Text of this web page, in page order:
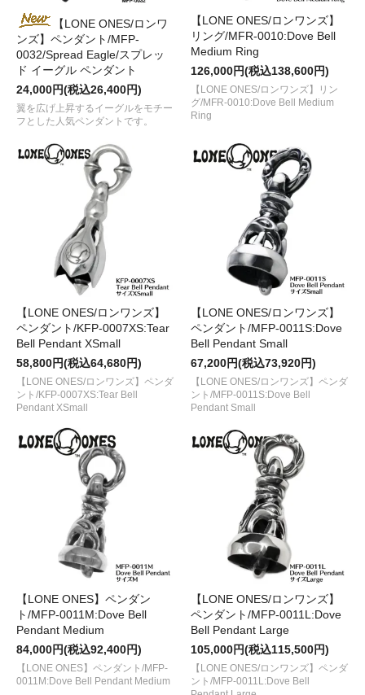
【LONE ONES/ロンワ
ンズ】ペンダント/MFP-
0032/Spread Eagle/スプレッ
ド イーグル ペンダント
24,000円(税込26,400円)
翼を広げ上昇するイーグルをモチー
フとした人気ペンダントです。
【LONE ONES/ロンワンズ】
リング/MFR-0010:Dove Bell
Medium Ring
126,000円(税込138,600円)
【LONE ONES/ロンワンズ】リン
グ/MFR-0010:Dove Bell Medium
Ring
【LONE ONES/ロンワンズ】
ペンダント/KFP-0007XS:Tear
Bell Pendant XSmall
58,800円(税込64,680円)
【LONE ONES/ロンワンズ】ペンダ
ント/KFP-0007XS:Tear Bell
Pendant XSmall
【LONE ONES/ロンワンズ】
ペンダント/MFP-0011S:Dove
Bell Pendant Small
67,200円(税込73,920円)
【LONE ONES/ロンワンズ】ペンダ
ント/MFP-0011S:Dove Bell
Pendant Small
【LONE ONES】ペンダン
ト/MFP-0011M:Dove Bell
Pendant Medium
84,000円(税込92,400円)
【LONE ONES】ペンダント/MFP-
0011M:Dove Bell Pendant Medium
【LONE ONES/ロンワンズ】
ペンダント/MFP-0011L:Dove
Bell Pendant Large
105,000円(税込115,500円)
【LONE ONES/ロンワンズ】ペンダ
ント/MFP-0011L:Dove Bell